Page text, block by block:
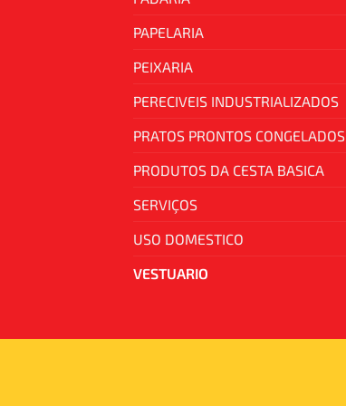
PAPELARIA
PEIXARIA
PERECIVEIS INDUSTRIALIZADOS
PRATOS PRONTOS CONGELADOS
PRODUTOS DA CESTA BASICA
SERVIÇOS
USO DOMESTICO
VESTUARIO